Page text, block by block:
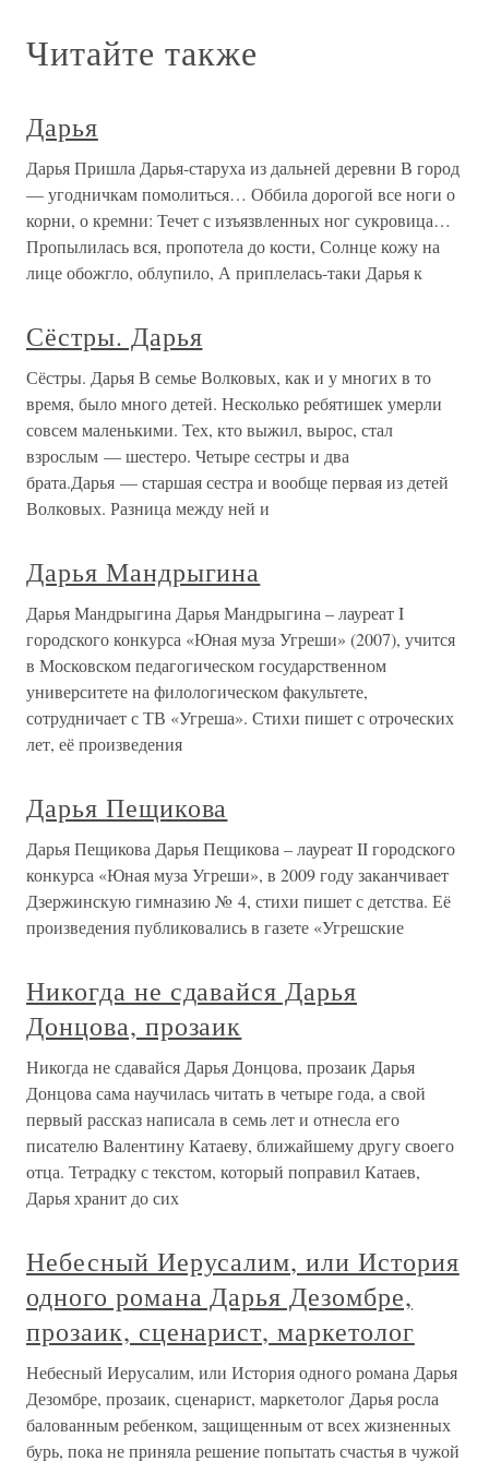
Читайте также
Дарья
Дарья Пришла Дарья-старуха из дальней деревни В город
— угодничкам помолиться… Оббила дорогой все ноги о
корни, о кремни: Течет с изъязвленных ног сукровица…
Пропылилась вся, пропотела до кости, Солнце кожу на
лице обожгло, облупило, А приплелась-таки Дарья к
Сёстры. Дарья
Сёстры. Дарья В семье Волковых, как и у многих в то
время, было много детей. Несколько ребятишек умерли
совсем маленькими. Тех, кто выжил, вырос, стал
взрослым — шестеро. Четыре сестры и два
брата.Дарья — старшая сестра и вообще первая из детей
Волковых. Разница между ней и
Дарья Мандрыгина
Дарья Мандрыгина Дарья Мандрыгина – лауреат I
городского конкурса «Юная муза Угреши» (2007), учится
в Московском педагогическом государственном
университете на филологическом факультете,
сотрудничает с ТВ «Угреша». Стихи пишет с отроческих
лет, её произведения
Дарья Пещикова
Дарья Пещикова Дарья Пещикова – лауреат II городского
конкурса «Юная муза Угреши», в 2009 году заканчивает
Дзержинскую гимназию № 4, стихи пишет с детства. Её
произведения публиковались в газете «Угрешские
Никогда не сдавайся Дарья
Донцова, прозаик
Никогда не сдавайся Дарья Донцова, прозаик Дарья
Донцова сама научилась читать в четыре года, а свой
первый рассказ написала в семь лет и отнесла его
писателю Валентину Катаеву, ближайшему другу своего
отца. Тетрадку с текстом, который поправил Катаев,
Дарья хранит до сих
Небесный Иерусалим, или История
одного романа Дарья Дезомбре,
прозаик, сценарист, маркетолог
Небесный Иерусалим, или История одного романа Дарья
Дезомбре, прозаик, сценарист, маркетолог Дарья росла
балованным ребенком, защищенным от всех жизненных
бурь, пока не приняла решение попытать счастья в чужой